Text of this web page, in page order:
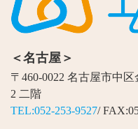
＜名古屋＞
〒460-0022 名古屋市中
2 二階
TEL:052-253-9527/